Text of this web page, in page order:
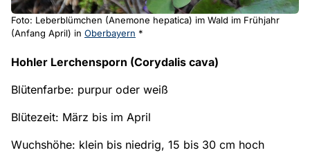
Foto: Leberblümchen (Anemone hepatica) im Wald im Frühjahr
(Anfang April) in Oberbayern *
Hohler Lerchensporn (Corydalis cava)
Blütenfarbe: purpur oder weiß
Blütezeit: März bis im April
Wuchshöhe: klein bis niedrig, 15 bis 30 cm hoch